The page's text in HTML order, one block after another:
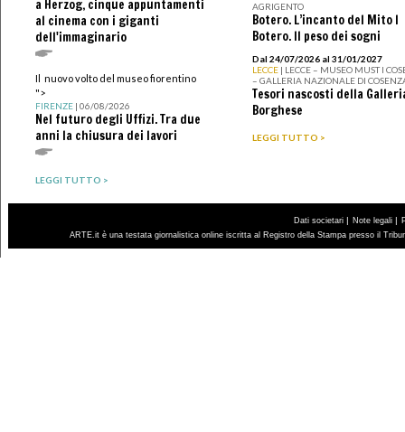
a Herzog, cinque appuntamenti
al cinema con i giganti
dell'immaginario
Il nuovo volto del museo fiorentino
">
FIRENZE| 06/08/2026
Nel futuro degli Uffizi. Tra due
anni la chiusura dei lavori
LEGGI TUTTO >
AGRIGENTO
Botero. L’incanto del Mito I
Botero. Il peso dei sogni
Dal 24/07/2026 al 31/01/2027
LECCE | LECCE – MUSEO MUST I
– GALLERIA NAZIONALE DI
Tesori nascosti della
Borghese
LEGGI TUTTO >
Dati societari | Note legali |
ARTE.it è una testata giornalistica online iscritta al Registro della Stampa presso il